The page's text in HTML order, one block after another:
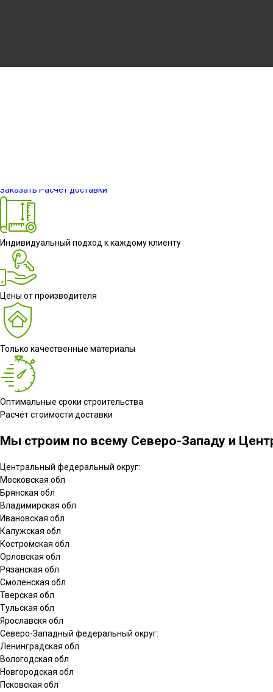
Заказать Расчет доставки
Индивидуальный подход к каждому клиенту
Цены от производителя
Только качественные материалы
Оптимальные сроки строительства
Расчёт стоимости доставки
Мы строим по всему Северо-Западу и
Центральный федеральный округ:
Московская обл
Брянская обл
Владимирская обл
Ивановская обл
Калужская обл
Костромская обл
Орловская обл
Рязанская обл
Смоленская обл
Тверская обл
Тульская обл
Ярославскя обл
Северо-Западный федеральный округ:
Ленинградская обл
Вологодская обл
Новгородская обл
Псковская обл